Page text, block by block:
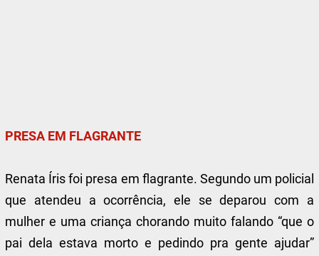
PRESA EM FLAGRANTE
Renata Íris foi presa em flagrante. Segundo um policial
que atendeu a ocorrência, ele se deparou com a
mulher e uma criança chorando muito falando “que o
pai dela estava morto e pedindo pra gente ajudar”